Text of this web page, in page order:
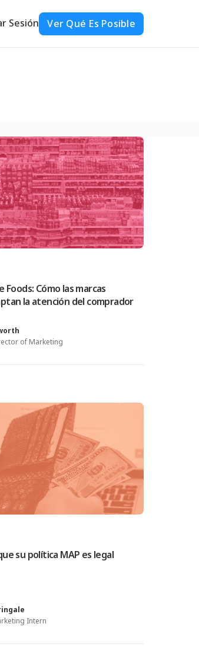
Sesión Ver Qué Es Posible
Foods: Cómo las marcas
la atención del comprador
of Marketing
su política MAP es legal
Intern